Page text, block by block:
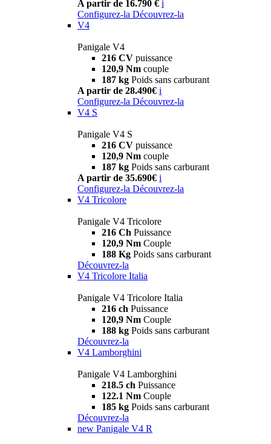
A partir de 16.790 € i
Configurez-la Découvrez-la
V4
Panigale V4
216 CV puissance
120,9 Nm couple
187 kg Poids sans carburant
A partir de 28.490€ i
Configurez-la Découvrez-la
V4 S
Panigale V4 S
216 CV puissance
120,9 Nm couple
187 kg Poids sans carburant
A partir de 35.690€ i
Configurez-la Découvrez-la
V4 Tricolore
Panigale V4 Tricolore
216 Ch Puissance
120,9 Nm Couple
188 Kg Poids sans carburant
Découvrez-la
V4 Tricolore Italia
Panigale V4 Tricolore Italia
216 ch Puissance
120,9 Nm Couple
188 kg Poids sans carburant
Découvrez-la
V4 Lamborghini
Panigale V4 Lamborghini
218.5 ch Puissance
122.1 Nm Couple
185 kg Poids sans carburant
Découvrez-la
new Panigale V4 R